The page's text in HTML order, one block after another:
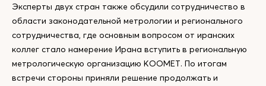
Эксперты двух стран также обсудили сотрудничество в
области законодательной метрологии и регионального
сотрудничества, где основным вопросом от иранских
коллег стало намерение Ирана вступить в региональную
метрологическую организацию КООМЕТ. По итогам
встречи стороны приняли решение продолжать и